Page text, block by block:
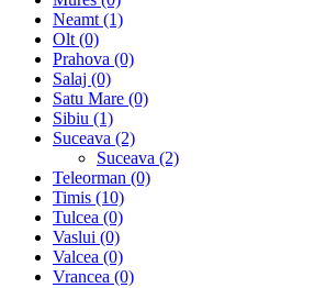
Neamt (1)
Olt (0)
Prahova (0)
Salaj (0)
Satu Mare (0)
Sibiu (1)
Suceava (2)
Suceava (2)
Teleorman (0)
Timis (10)
Tulcea (0)
Vaslui (0)
Valcea (0)
Vrancea (0)